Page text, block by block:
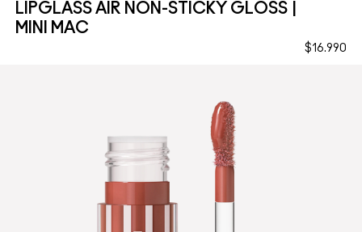
LIPGLASS AIR NON-STICKY GLOSS |
MINI MAC
$16.990